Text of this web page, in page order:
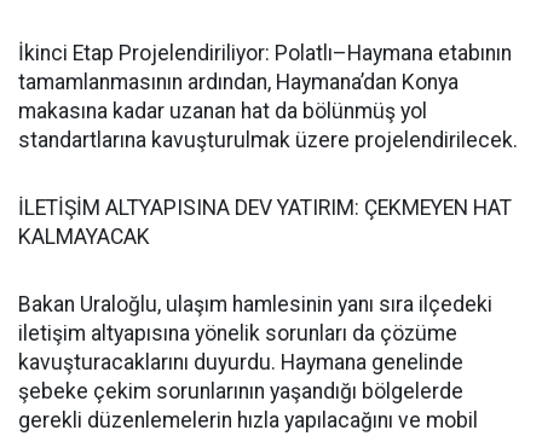
İkinci Etap Projelendiriliyor: Polatlı–Haymana etabının
tamamlanmasının ardından, Haymana’dan Konya
makasına kadar uzanan hat da bölünmüş yol
standartlarına kavuşturulmak üzere projelendirilecek.
İLETİŞİM ALTYAPISINA DEV YATIRIM: ÇEKMEYEN HAT
KALMAYACAK
Bakan Uraloğlu, ulaşım hamlesinin yanı sıra ilçedeki
iletişim altyapısına yönelik sorunları da çözüme
kavuşturacaklarını duyurdu. Haymana genelinde
şebeke çekim sorunlarının yaşandığı bölgelerde
gerekli düzenlemelerin hızla yapılacağını ve mobil